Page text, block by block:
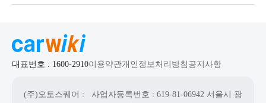
대표번호 : 1600-2910이용약관개인정보처리방침 공지사항
(주)오토스퀘어 : 사업자등록번호 : 619-81-06942 서울시 광